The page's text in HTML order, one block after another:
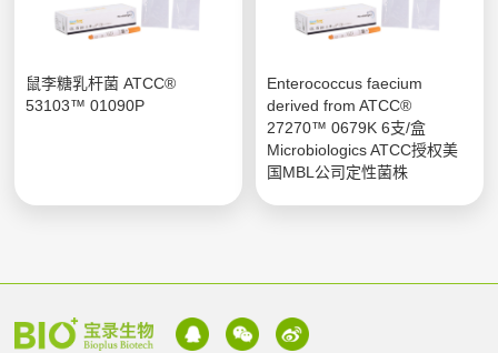
鼠李糖乳杆菌 ATCC®
53103™ 01090P
Enterococcus faecium
derived from ATCC®
27270™ 0679K 6支/盒
Microbiologics ATCC授权美
国MBL公司定性菌株